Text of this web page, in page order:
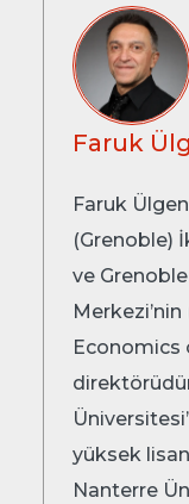
Faruk
Faruk
(Grenoble)
ve
Economics
yüksek
Nanterre